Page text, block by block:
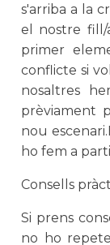
s'arriba a la
el nostre fill/
primer
conflicte si
nosaltres
prèviament
nou
ho fem a
Consells
Si prens
no ho